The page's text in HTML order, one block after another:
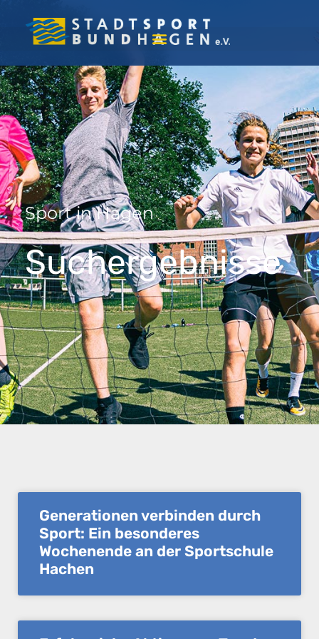
Sport in Hagen
Suchergebnisse
Generationen verbinden durch
Sport: Ein besonderes
Wochenende an der Sportschule
Hachen